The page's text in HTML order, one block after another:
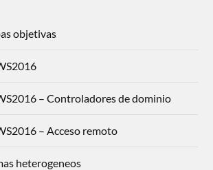
objetivas
– Controladores de dominio
– Acceso remoto
heterogeneos